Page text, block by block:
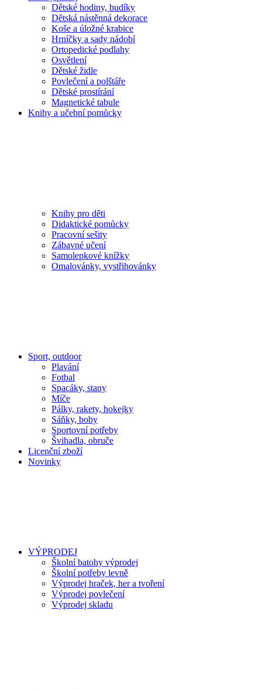
Dětské hodiny, budíky
Dětská nástěnná dekorace
Koše a úložné krabice
Hrníčky a sady nádobí
Ortopedické podlahy
Osvětlení
Dětské židle
Povlečení a polštáře
Dětské prostírání
Magnetické tabule
Knihy a učební pomůcky
Knihy pro děti
Didaktické pomůcky
Pracovní sešity
Zábavné učení
Samolepkové knížky
Omalovánky, vystřihovánky
Sport, outdoor
Plavání
Fotbal
Spacáky, stany
Míče
Pálky, rakety, hokejky
Sáňky, boby
Sportovní potřeby
Švihadla, obruče
Licenční zboží
Novinky
VÝPRODEJ
Školní batohy výprodej
Školní potřeby levně
Výprodej hraček, her a tvoření
Výprodej povlečení
Výprodej skladu